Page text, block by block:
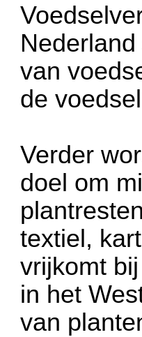
van
de
Verder
doel om
textiel,
vrijkomt
in het
van